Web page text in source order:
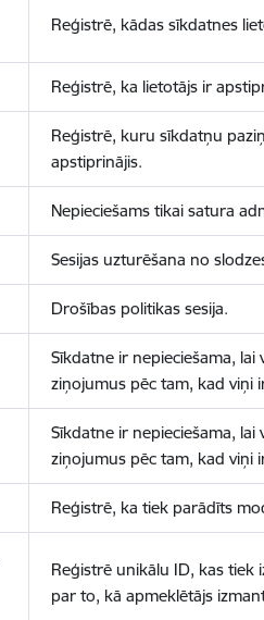
Reģistrē, kādas sīkdatnes
Reģistrē, ka lietotājs ir
Reģistrē, kuru sīkdatņu
apstiprinājis.
Nepieciešams tikai satura
Sesijas uzturēšana no
Drošības politikas sesija.
Sīkdatne ir nepieciešama,
ziņojumus pēc tam, kad viņi
Sīkdatne ir nepieciešama,
ziņojumus pēc tam, kad viņi
Reģistrē, ka tiek parādīts
Reģistrē unikālu ID, kas tiek
par to, kā apmeklētājs